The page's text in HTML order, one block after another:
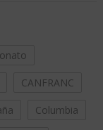
CANFRANC
Columbia